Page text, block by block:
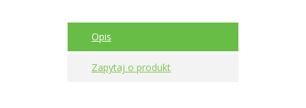
Opis
Zapytaj o produkt